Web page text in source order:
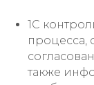
1С
процесса,
также